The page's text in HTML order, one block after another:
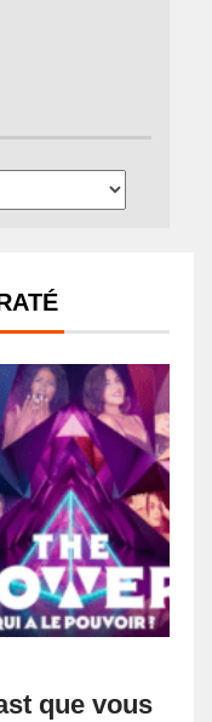
que vous